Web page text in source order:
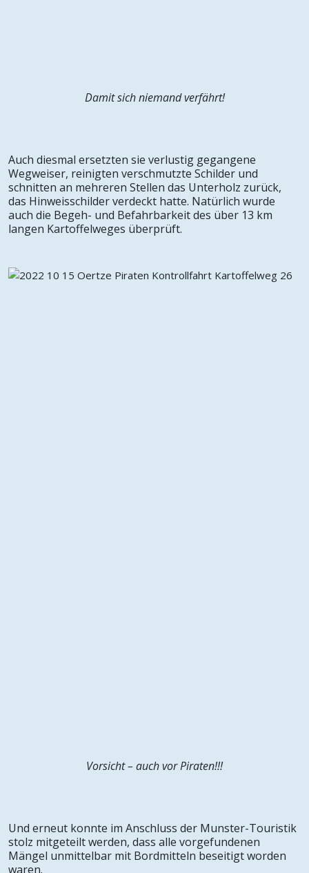
Damit sich niemand verfährt!
Auch diesmal ersetzten sie verlustig gegangene
Wegweiser, reinigten verschmutzte Schilder und
schnitten an mehreren Stellen das Unterholz zurück,
das Hinweisschilder verdeckt hatte. Natürlich wurde
auch die Begeh- und Befahrbarkeit des über 13 km
langen Kartoffelweges überprüft.
Vorsicht – auch vor Piraten!!!
Und erneut konnte im Anschluss der Munster-Touristik
stolz mitgeteilt werden, dass alle vorgefundenen
Mängel unmittelbar mit Bordmitteln beseitigt worden
waren.